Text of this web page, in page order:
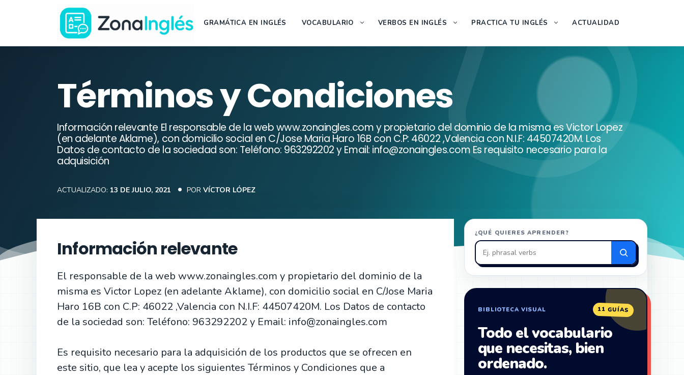
Ir
portada
de
ZonaInglés
GRAMÁTICA EN INGLÉS VOCABULARIO VERBOS EN INGLÉS PRACTICA TU INGLÉS ACTUALIDAD
Términos y Condiciones
Información relevante El responsable de la web www.zonaingles.com y propietario del dominio de la misma es Victor Lopez
(en adelante Aklame), con domicilio social en C/Jose Maria Haro 16B con C.P: 46022 ,Valencia con N.I.F: 44507420M. Los
Datos de contacto de la sociedad son: Teléfono: 963292202 y Email: info@zonaingles.com Es requisito necesario para la
adquisición
ACTUALIZADO: 13 DE JULIO, 2021 POR VÍCTOR LÓPEZ
Información relevante
El responsable de la web www.zonaingles.com y propietario del dominio de la
misma es Victor Lopez (en adelante Aklame), con domicilio social en C/Jose Maria
Haro 16B con C.P: 46022 ,Valencia con N.I.F: 44507420M. Los Datos de contacto
de la sociedad son: Teléfono: 963292202 y Email: info@zonaingles.com
Es requisito necesario para la adquisición de los productos que se ofrecen en
este sitio, que lea y acepte los siguientes Términos y Condiciones que a
¿QUÉ QUIERES APRENDER?
Buscar
en
ZonaIngles
BIBLIOTECA VISUAL 11 GUÍAS
Todo el vocabulario
que necesitas, bien
ordenado.